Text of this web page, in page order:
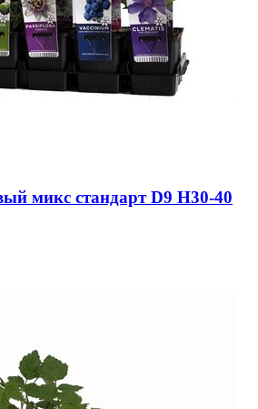
микс стандарт D9 H30-40